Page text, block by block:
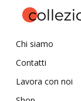
Chi siamo
Contatti
Lavora con noi